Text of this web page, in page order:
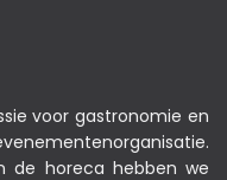
voor gastronomie en
de horeca hebben we